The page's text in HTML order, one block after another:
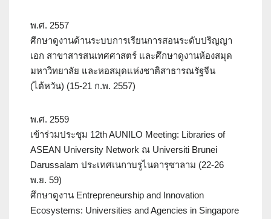
พ.ศ. 2557
ศีกษาดูงานด้านระบบการเรียนการสอนระดับปริญญา
เอก สาขาสารสนเทศศาสตร์ และศึกษาดูงานห้องสมุด
มหาวิทยาลัย และหอสมุดแห่งชาติสาธารณรัฐจีน
(ไต้หวัน) (15-21 ก.พ. 2557)
พ.ศ. 2559
เข้าร่วมประชุม 12th AUNILO Meeting: Libraries of
ASEAN University Network ณ Universiti Brunei
Darussalam ประเทศเนกาบรูไนดารุซาลาม (22-26
พ.ย. 59)
ศึกษาดูงาน Entrepreneurship and Innovation
Ecosystems: Universities and Agencies in Singapore